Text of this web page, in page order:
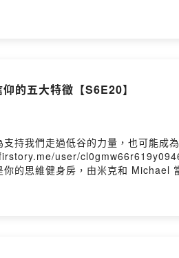
了！來吧，讓我們一起用輕鬆的對
的五大特徵【S6E20】
持我們走過低谷的力量，也可能
user/
健身房，由米克和 Michael 當你
，原來可以這樣想！）